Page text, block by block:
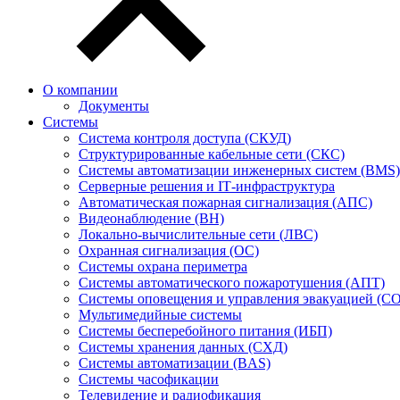
О компании
Документы
Системы
Система контроля доступа (СКУД)
Структурированные кабельные сети (СКС)
Системы автоматизации инженерных систем (BMS)
Серверные решения и IT‑инфраструктура
Автоматическая пожарная сигнализация (АПС)
Видеонаблюдение (ВН)
Локально-вычислительные сети (ЛВС)
Охранная сигнализация (ОС)
Системы охрана периметра
Системы автоматического пожаротушения (АПТ)
Системы оповещения и управления эвакуацией
Мультимедийные системы
Системы бесперебойного питания (ИБП)
Системы хранения данных (СХД)
Системы автоматизации (BAS)
Системы часофикации
Телевидение и радиофикация